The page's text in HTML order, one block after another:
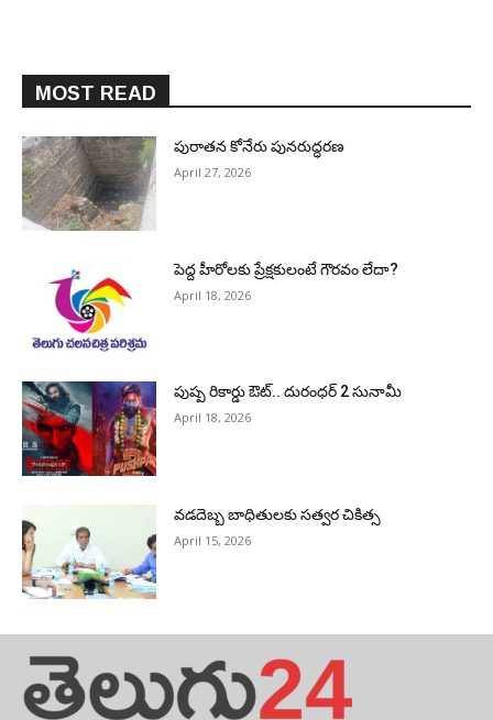
MOST READ
పురాత‌న కోనేరు పున‌రుద్ధ‌ర‌ణ
April 27, 2026
పెద్ద హీరోల‌కు ప్రేక్ష‌కులంటే గౌర‌వం లేదా?
April 18, 2026
పుష్ప రికార్డు ఔట్‌.. దురంధ‌ర్ 2 సునామీ
April 18, 2026
వడదెబ్బ బాధితులకు సత్వర చికిత్స
April 15, 2026